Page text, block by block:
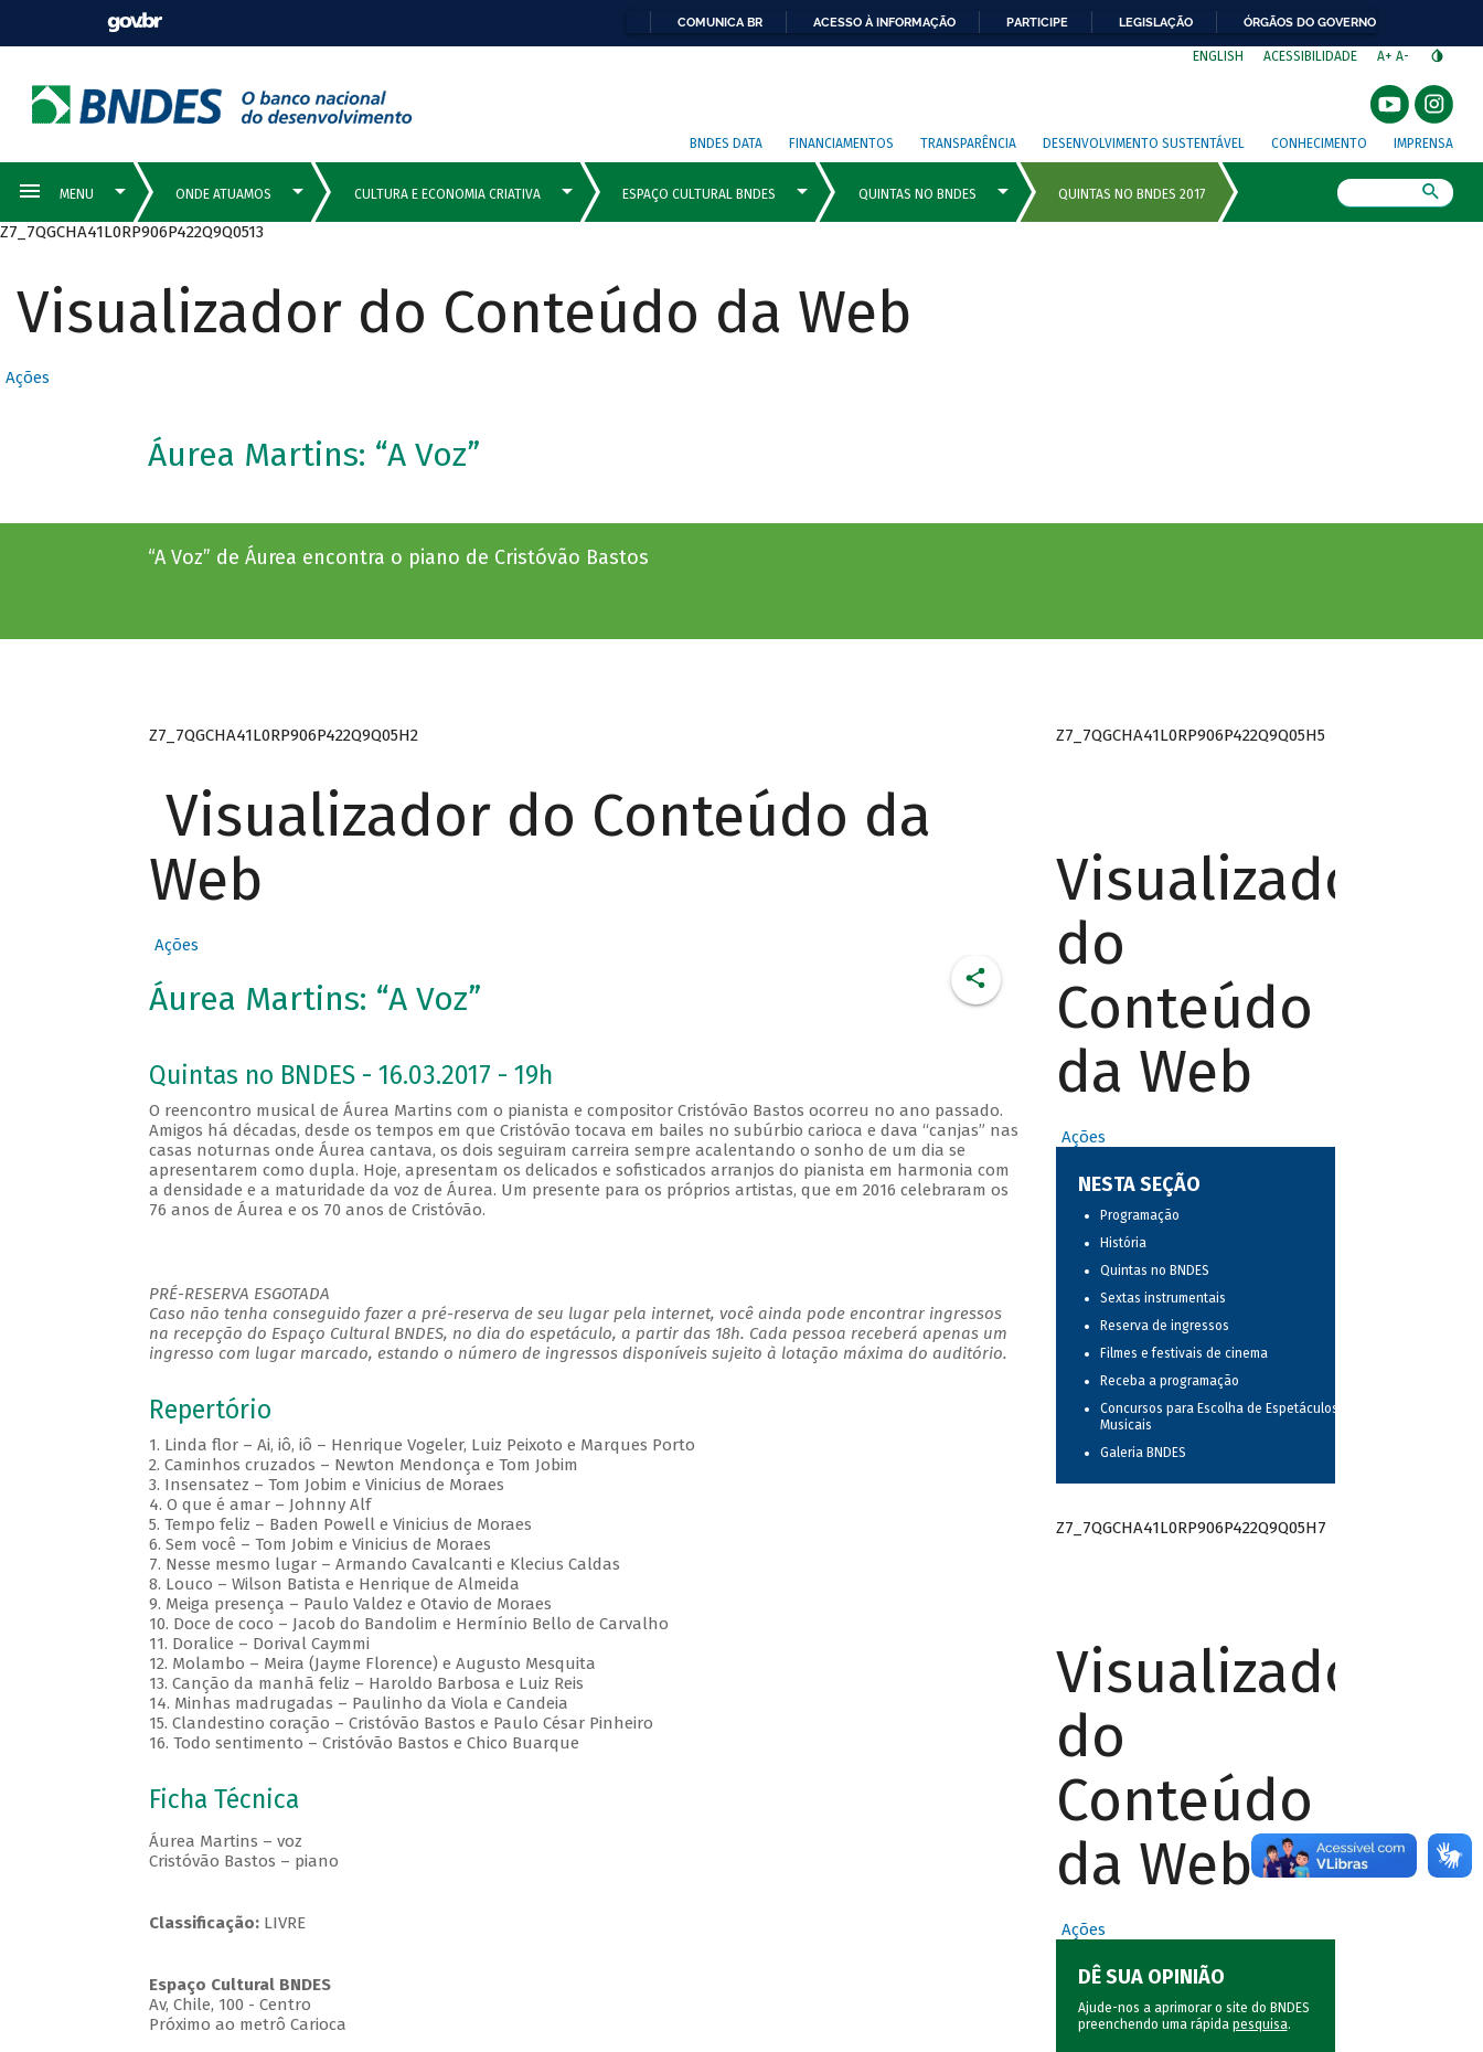
COMUNICA BR ACESSO À INFORMAÇÃO PARTICIPE LEGISLAÇÃO ÓRGÃOS DO GOVERNO
ENGLISH ACESSIBILIDADE A+ A-
BNDES DATA FINANCIAMENTOS TRANSPARÊNCIA DESENVOLVIMENTO SUSTENTÁVEL CONHECIMENTO IMPRENSA
Z7_7QGCHA41L0RP906P422Q9Q0513
Visualizador do Conteúdo da Web
Ações
Áurea Martins: “A Voz”
“A Voz” de Áurea encontra o piano de Cristóvão Bastos
Z7_7QGCHA41L0RP906P422Q9Q05H2
Visualizador do Conteúdo da
Web
Ações
Áurea Martins: “A Voz”
Quintas no BNDES - 16.03.2017 - 19h
O reencontro musical de Áurea Martins com o pianista e compositor Cristóvão Bastos ocorreu no ano passado.
Amigos há décadas, desde os tempos em que Cristóvão tocava em bailes no subúrbio carioca e dava “canjas” nas
casas noturnas onde Áurea cantava, os dois seguiram carreira sempre acalentando o sonho de um dia se
apresentarem como dupla. Hoje, apresentam os delicados e sofisticados arranjos do pianista em harmonia com
a densidade e a maturidade da voz de Áurea. Um presente para os próprios artistas, que em 2016 celebraram os
76 anos de Áurea e os 70 anos de Cristóvão.
PRÉ-RESERVA ESGOTADA
Caso não tenha conseguido fazer a pré-reserva de seu lugar pela internet, você ainda pode encontrar ingressos
na recepção do Espaço Cultural BNDES, no dia do espetáculo, a partir das 18h. Cada pessoa receberá apenas um
ingresso com lugar marcado, estando o número de ingressos disponíveis sujeito à lotação máxima do auditório.
Repertório
1. Linda flor – Ai, iô, iô – Henrique Vogeler, Luiz Peixoto e Marques Porto
2. Caminhos cruzados – Newton Mendonça e Tom Jobim
3. Insensatez – Tom Jobim e Vinicius de Moraes
4. O que é amar – Johnny Alf
5. Tempo feliz – Baden Powell e Vinicius de Moraes
6. Sem você – Tom Jobim e Vinicius de Moraes
7. Nesse mesmo lugar – Armando Cavalcanti e Klecius Caldas
8. Louco – Wilson Batista e Henrique de Almeida
9. Meiga presença – Paulo Valdez e Otavio de Moraes
10. Doce de coco – Jacob do Bandolim e Hermínio Bello de Carvalho
11. Doralice – Dorival Caymmi
12. Molambo – Meira (Jayme Florence) e Augusto Mesquita
13. Canção da manhã feliz – Haroldo Barbosa e Luiz Reis
14. Minhas madrugadas – Paulinho da Viola e Candeia
15. Clandestino coração – Cristóvão Bastos e Paulo César Pinheiro
16. Todo sentimento – Cristóvão Bastos e Chico Buarque
Ficha Técnica
Áurea Martins – voz
Cristóvão Bastos – piano
Classificação: LIVRE
Espaço Cultural BNDES
Av, Chile, 100 - Centro
Próximo ao metrô Carioca
Z7_7QGCHA41L0RP906P422Q9Q05H5
Visualizador
do
Conteúdo
da Web
Ações
NESTA SEÇÃO
Programação
História
Quintas no BNDES
Sextas instrumentais
Reserva de ingressos
Filmes e festivais de cinema
Receba a programação
Concursos para Escolha de Espetáculos
Musicais
Galeria BNDES
Z7_7QGCHA41L0RP906P422Q9Q05H7
Visualizador
do
Conteúdo
da Web
Ações
DÊ SUA OPINIÃO
Ajude-nos a aprimorar o site do BNDES
preenchendo uma rápida pesquisa.